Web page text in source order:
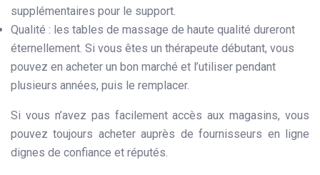
supplémentaires pour le support.
Qualité : les tables de massage de haute qualité dureront
éternellement. Si vous êtes un thérapeute débutant, vous
pouvez en acheter un bon marché et l’utiliser pendant
plusieurs années, puis le remplacer.
Si vous n’avez pas facilement accès aux magasins, vous
pouvez toujours acheter auprès de fournisseurs en ligne
dignes de confiance et réputés.